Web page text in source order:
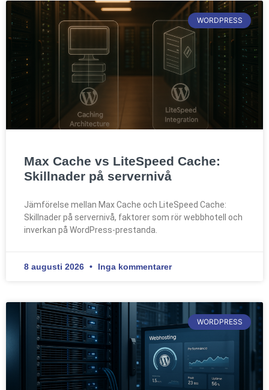
WORDPRESS
Max Cache vs LiteSpeed Cache:
Skillnader på servernivå
Jämförelse mellan Max Cache och LiteSpeed Cache:
Skillnader på servernivå, faktorer som rör webbhotell och
inverkan på WordPress-prestanda.
8 augusti 2026 Inga kommentarer
WORDPRESS